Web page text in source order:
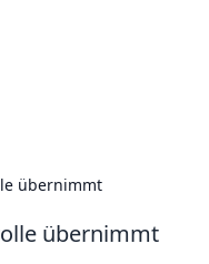
übernimmt
übernimmt